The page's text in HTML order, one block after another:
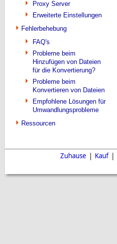
Proxy Server
Erweiterte Einstellungen
Fehlerbehebung
FAQ's
Probleme beim
Hinzufügen von Dateien
für die Konvertierung?
Probleme beim
Konvertieren von Dateien
Empfohlene Lösungen für
Umwandlungsprobleme
Ressourcen
Zuhause | Kauf |